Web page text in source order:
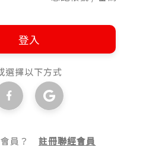
登入
選擇以下方式
會員？註冊聯經會員